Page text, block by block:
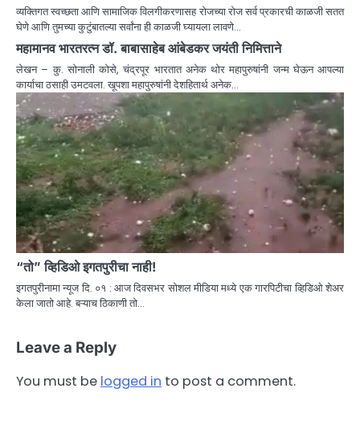
व्यक्तिगत स्वच्छता आणि सामाजिक विलगीकरणासह रोजच्या रोज सर्व प्रकारची काळजी सतत
घेणे आणि तुमच्या कुटुंबातल्या सर्वांना ही काळजी घ्यायला लावणे…
महामानव भारतरत्न डॉ. बाबासाहेब आंबेडकर जयंती निमित्ताने
लेखन – कु. सोनाली कोसे, चंद्रपूर भारतात अनेक थोर महापुरुषांनी जन्म घेऊन आपल्या
कार्याचा ठसाही उमटवला. खूपशा महापुरुषांनी देशहितार्थ अनेक…
“तो” व्हिडिओ इगतपुरीचा नाही!
इगतपुरीनामा न्यूज दि. ०१ : आज दिवसभर सोशल मीडिया मध्ये एक गारपिटीचा व्हिडिओ शेअर
केला जातो आहे. बऱ्याच ठिकाणी तो…
Leave a Reply
You must be logged in to post a comment.